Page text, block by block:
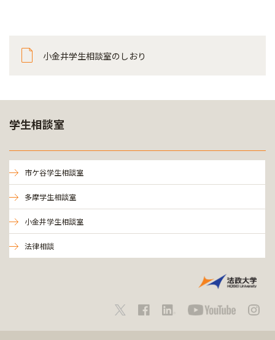
小金井学生相談室のしおり
学生相談室
市ケ谷学生相談室
多摩学生相談室
小金井学生相談室
法律相談